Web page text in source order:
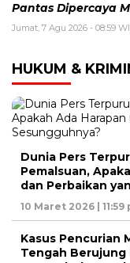
Pantas Dipercaya
Jumat, 7 Agu 2026 - 08:59
HUKUM &
Dunia Pers
Pemalsuan,
dan Perbaikan
10 Maret 2026 | 11:59
Kasus Pencurian
Tengah Berujung